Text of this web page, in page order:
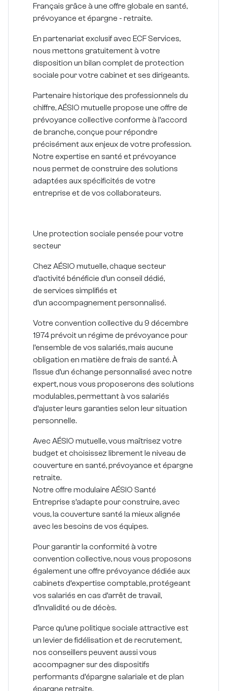
Français grâce à une offre globale en santé,
prévoyance et épargne - retraite.
En partenariat exclusif avec ECF Services,
nous mettons gratuitement à votre
disposition un bilan complet de protection
sociale pour votre cabinet et ses dirigeants.
Partenaire historique des professionnels du
chiffre, AÉSIO mutuelle propose une offre de
prévoyance collective conforme à l’accord
de branche, conçue pour répondre
précisément aux enjeux de votre profession.
Notre expertise en santé et prévoyance
nous permet de construire des solutions
adaptées aux spécificités de votre
entreprise et de vos collaborateurs.
Une protection sociale pensée pour votre
secteur
Chez AÉSIO mutuelle, chaque secteur
d’activité bénéficie d’un conseil dédié,
de services simplifiés et
d’un accompagnement personnalisé.
Votre convention collective du 9 décembre
1974 prévoit un régime de prévoyance pour
l’ensemble de vos salariés, mais aucune
obligation en matière de frais de santé. À
l’issue d’un échange personnalisé avec notre
expert, nous vous proposerons des solutions
modulables, permettant à vos salariés
d’ajuster leurs garanties selon leur situation
personnelle.
Avec AÉSIO mutuelle,vous maîtrisez votre
budgetet choisissez librement le niveau de
couverture en santé, prévoyance et épargne
retraite.
Notre offre modulaire AÉSIO Santé
Entreprise s’adapte pour construire, avec
vous, la couverture santé la mieux alignée
avec les besoins de vos équipes.
Pour garantir la conformité à votre
convention collective, nous vous proposons
également une offre prévoyance dédiée aux
cabinets d’expertise comptable, protégeant
vos salariés en cas d’arrêt de travail,
d’invalidité ou de décès.
Parce qu’une politique sociale attractive est
un levier de fidélisation et de recrutement,
nos conseillers peuvent aussi vous
accompagner sur des dispositifs
performants d’épargne salariale et de plan
épargne retraite.